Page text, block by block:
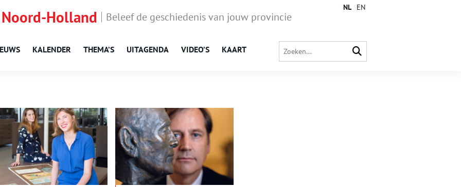
Holland Beleef de geschiedenis van jouw provincie
KALENDER THEMA’S UITAGENDA VIDEO’S KAART
NL EN